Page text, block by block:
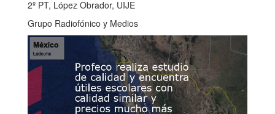
2º PT, López Obrador, UIJE
Grupo Radiofónico y Medios